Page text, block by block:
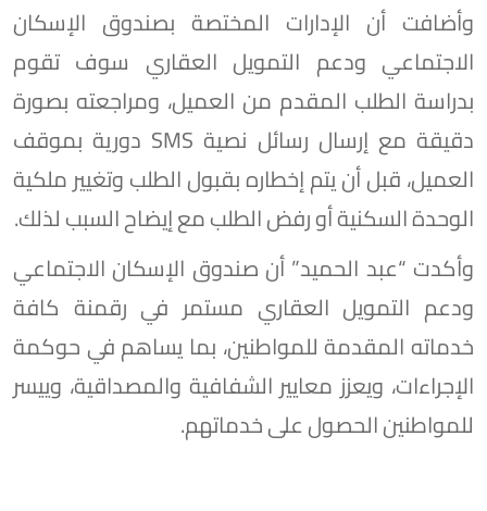
وأضافت أن الإدارات المختصة بصندوق الإسكان
الاجتماعي ودعم التمويل العقاري سوف تقوم
بدراسة الطلب المقدم من العميل، ومراجعته بصورة
دقيقة مع إرسال رسائل نصية SMS دورية بموقف
العميل، قبل أن يتم إخطاره بقبول الطلب وتغيير ملكية
الوحدة السكنية أو رفض الطلب مع إيضاح السبب لذلك.
وأكدت “عبد الحميد” أن صندوق الإسكان الاجتماعي
ودعم التمويل العقاري مستمر في رقمنة كافة
خدماته المقدمة للمواطنين، بما يساهم في حوكمة
الإجراءات، ويعزز معايير الشفافية والمصداقية، وييسر
للمواطنين الحصول على خدماتهم.